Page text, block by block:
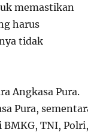
memastikan
harus
tidak
Angkasa Pura.
Pura,
BMKG, TNI, Polri,